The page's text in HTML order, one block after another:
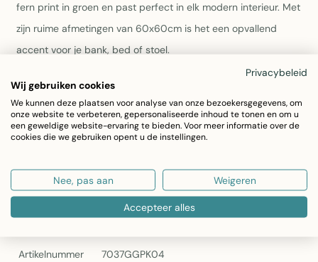
fern print in groen en past perfect in elk modern interieur. Met
zijn ruime afmetingen van 60x60cm is het een opvallend
accent voor je bank, bed of stoel.
Afmetingen: 60x60x10cm
Materiaal: 100% katoen
Kleur: Groen met bladmotief
Gewicht: 0,6kg
Artikelnummer: 7037GGPK04
Fern Print Sierkussen Groen 60x60cm van Linen & More
Specificaties
Artikelnummer
7037GGPK04
Privacybeleid
Wij gebruiken cookies
We kunnen deze plaatsen voor analyse van onze bezoekersgegevens, om
onze website te verbeteren, gepersonaliseerde inhoud te tonen en om u
een geweldige website-ervaring te bieden. Voor meer informatie over de
cookies die we gebruiken opent u de instellingen.
Nee, pas aan Weigeren
Accepteer alles